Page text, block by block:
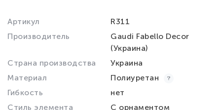
Артикул
R311
Производитель
Gaudi Fabello Decor
(Украина)
Страна производства
Украина
Материал
Полиуретан
Гибкость
нет
Стиль элемента
С орнаментом